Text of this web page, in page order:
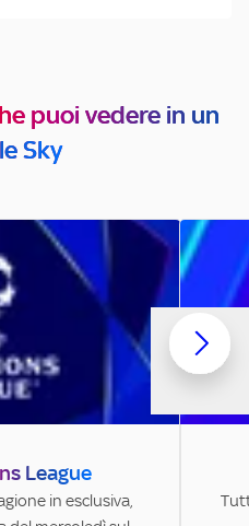
puoi vedere in un
Sky
League
in esclusiva,